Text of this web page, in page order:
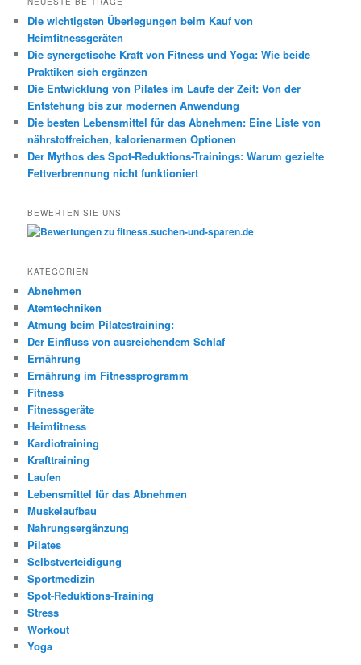
n
Die wichtigsten Überlegungen beim Kauf von
Heimfitnessgeräten
Die synergetische Kraft von Fitness und Yoga: Wie beide
Praktiken sich ergänzen
Die Entwicklung von Pilates im Laufe der Zeit: Von der
Entstehung bis zur modernen Anwendung
Die besten Lebensmittel für das Abnehmen: Eine Liste von
nährstoffreichen, kalorienarmen Optionen
Der Mythos des Spot-Reduktions-Trainings: Warum gezielte
Fettverbrennung nicht funktioniert
BEWERTEN SIE UNS
KATEGORIEN
Abnehmen
Atemtechniken
Atmung beim Pilatestraining:
Der Einfluss von ausreichendem Schlaf
Ernährung
Ernährung im Fitnessprogramm
Fitness
Fitnessgeräte
Heimfitness
Kardiotraining
Krafttraining
Laufen
Lebensmittel für das Abnehmen
Muskelaufbau
Nahrungsergänzung
Pilates
Selbstverteidigung
Sportmedizin
Spot-Reduktions-Training
Stress
Workout
Yoga